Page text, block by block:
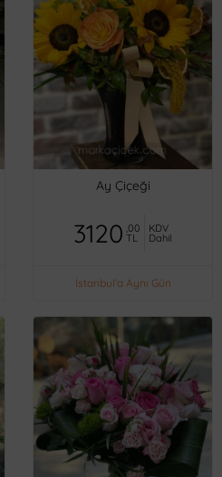
Ay Çiçeği
3120 ,00
TL
KDV
Dahil
İstanbul'a Aynı Gün